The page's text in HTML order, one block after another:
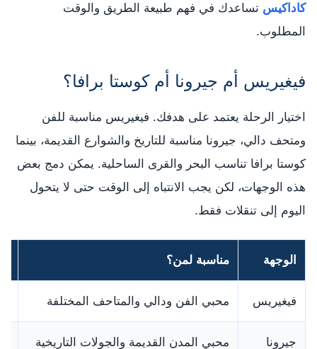
كاداكيس تساعدك في فهم طبيعة الطريق والوقت
المطلوب.
فيغيريس أم جيرونا أم كوستا برافا؟
اختيار الرحلة يعتمد على هدفك. فيغيريس مناسبة للفن
ومتحف دالي، جيرونا مناسبة للتاريخ والشوارع القديمة، بينما
كوستا برافا تناسب البحر والقرى الساحلية. يمكن دمج بعض
هذه الوجهات، لكن يجب الانتباه إلى الوقت حتى لا يتحول
اليوم إلى تنقلات فقط.
الوجهة مناسبة لمن؟
فيغيريس محبي الفن ودالي والمتاحف المختلفة
جيرونا محبي المدن القديمة والجولات التاريخية